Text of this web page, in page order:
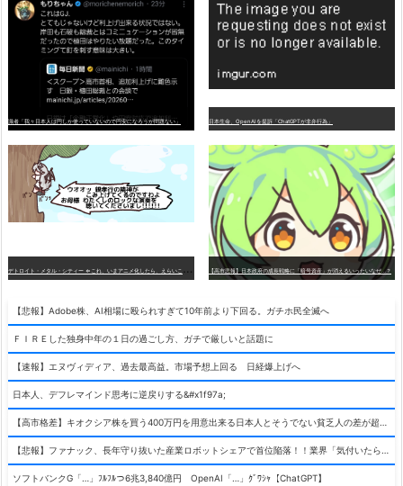
識者「我々日本人は円しか使っていないので円安になろうが問題ない」 日本生命、OpenAIを提訴「ChatGPTが非弁行為」
【高市悲報】日本政府の成長戦略に「暗号資産」が消えるいったいなぜ…？
【悲報】Adobe株、AI相場に殴られすぎて10年前より下回る。ガチホ民全滅へ
ＦＩＲＥした独身中年の１日の過ごし方、ガチで厳しいと話題に
【速報】エヌヴィディア、過去最高益。市場予想上回る 日経爆上げへ
日本人、デフレマインド思考に逆戻りする&#x1f97a;
ソフトバンクG「…」ﾌﾙﾌﾙつ6兆3,840億円 OpenAI「…」ｸﾞﾜｼｬ【ChatGPT】